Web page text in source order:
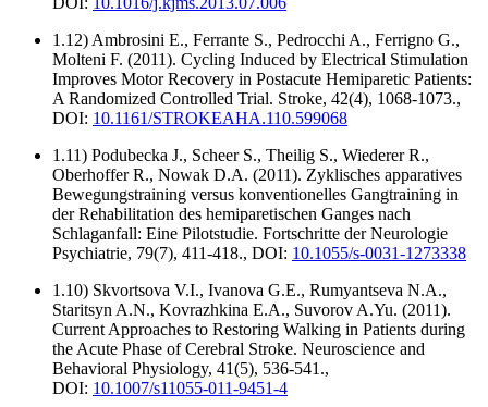
1.12) Ambrosini E., Ferrante S., Pedrocchi A., Ferrigno G.,
Molteni F. (2011). Cycling Induced by Electrical Stimulation
Improves Motor Recovery in Postacute Hemiparetic Patients:
A Randomized Controlled Trial. Stroke, 42(4), 1068-1073.,
DOI: 10.1161/STROKEAHA.110.599068
1.11) Podubecka J., Scheer S., Theilig S., Wiederer R.,
Oberhoffer R., Nowak D.A. (2011). Zyklisches apparatives
Bewegungstraining versus konventionelles Gangtraining in
der Rehabilitation des hemiparetischen Ganges nach
Schlaganfall: Eine Pilotstudie. Fortschritte der Neurologie
Psychiatrie, 79(7), 411-418., DOI: 10.1055/s-0031-1273338
1.10) Skvortsova V.I., Ivanova G.E., Rumyantseva N.A.,
Staritsyn A.N., Kovrazhkina E.A., Suvorov A.Yu. (2011).
Current Approaches to Restoring Walking in Patients during
the Acute Phase of Cerebral Stroke. Neuroscience and
Behavioral Physiology, 41(5), 536-541.,
DOI: 10.1007/s11055-011-9451-4